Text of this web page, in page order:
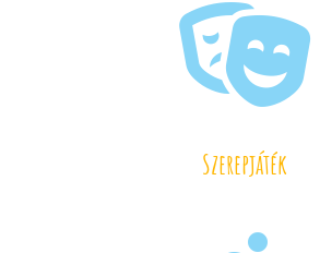

Szerepjáték